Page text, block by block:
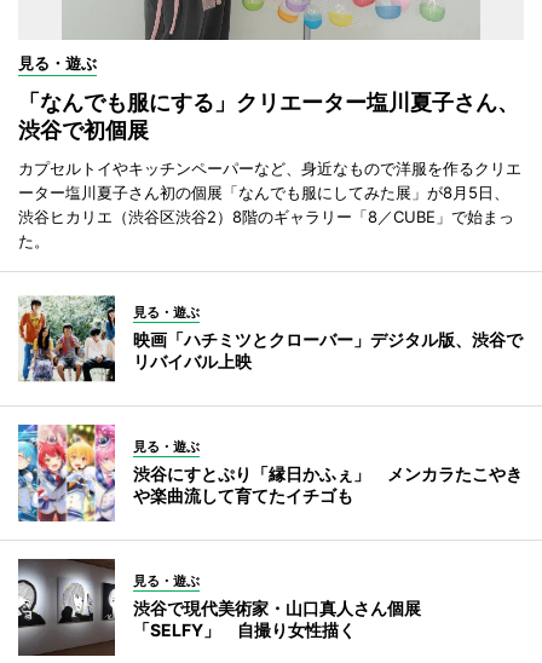
見る・遊ぶ
「なんでも服にする」クリエーター塩川夏子さん、
渋谷で初個展
カプセルトイやキッチンペーパーなど、身近なもので洋服を作るクリエ
ーター塩川夏子さん初の個展「なんでも服にしてみた展」が8月5日、
渋谷ヒカリエ（渋谷区渋谷2）8階のギャラリー「8／CUBE」で始まっ
た。
見る・遊ぶ
映画「ハチミツとクローバー」デジタル版、渋谷で
リバイバル上映
見る・遊ぶ
渋谷にすとぷり「縁日かふぇ」 メンカラたこやき
や楽曲流して育てたイチゴも
見る・遊ぶ
渋谷で現代美術家・山口真人さん個展
「SELFY」 自撮り女性描く